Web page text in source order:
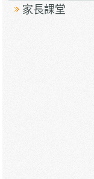
家長課堂